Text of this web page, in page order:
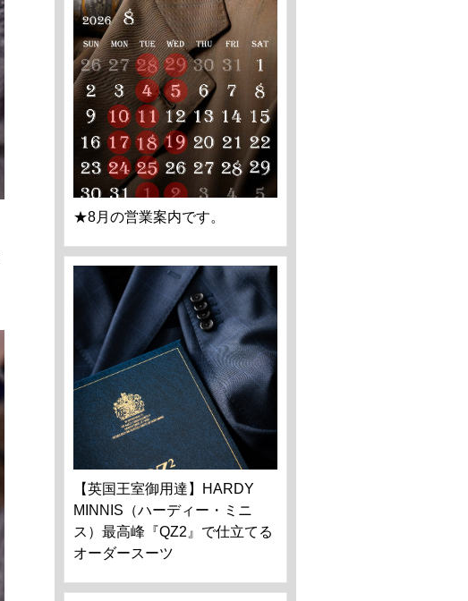
★8月の営業案内です。
【英国王室御用達】HARDY
MINNIS（ハーディー・ミニ
ス）最高峰『QZ2』で仕立てる
オーダースーツ